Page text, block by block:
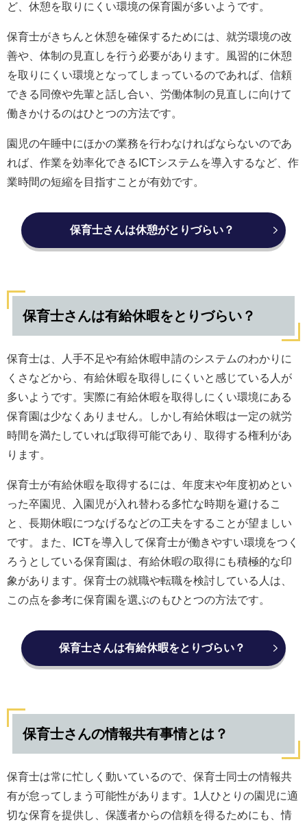
ど、休憩を取りにくい環境の保育園が多いようです。
保育士がきちんと休憩を確保するためには、就労環境の改
善や、体制の見直しを行う必要があります。風習的に休憩
を取りにくい環境となってしまっているのであれば、信頼
できる同僚や先輩と話し合い、労働体制の見直しに向けて
働きかけるのはひとつの方法です。
園児の午睡中にほかの業務を行わなければならないのであ
れば、作業を効率化できるICTシステムを導入するなど、作
業時間の短縮を目指すことが有効です。
保育士さんは休憩がとりづらい？
保育士さんは有給休暇をとりづらい？
保育士は、人手不足や有給休暇申請のシステムのわかりに
くさなどから、有給休暇を取得しにくいと感じている人が
多いようです。実際に有給休暇を取得しにくい環境にある
保育園は少なくありません。しかし有給休暇は一定の就労
時間を満たしていれば取得可能であり、取得する権利があ
ります。
保育士が有給休暇を取得するには、年度末や年度初めとい
った卒園児、入園児が入れ替わる多忙な時期を避けるこ
と、長期休暇につなげるなどの工夫をすることが望ましい
です。また、ICTを導入して保育士が働きやすい環境をつく
ろうとしている保育園は、有給休暇の取得にも積極的な印
象があります。保育士の就職や転職を検討している人は、
この点を参考に保育園を選ぶのもひとつの方法です。
保育士さんは有給休暇をとりづらい？
保育士さんの情報共有事情とは？
保育士は常に忙しく動いているので、保育士同士の情報共
有が怠ってしまう可能性があります。1人ひとりの園児に適
切な保育を提供し、保護者からの信頼を得るためにも、情